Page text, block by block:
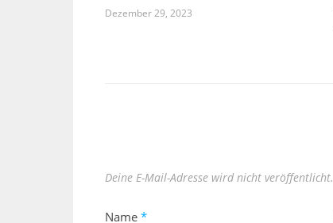
Dezember 29, 2023
Deine E-Mail-Adresse wird nicht veröffentlicht.
Name *